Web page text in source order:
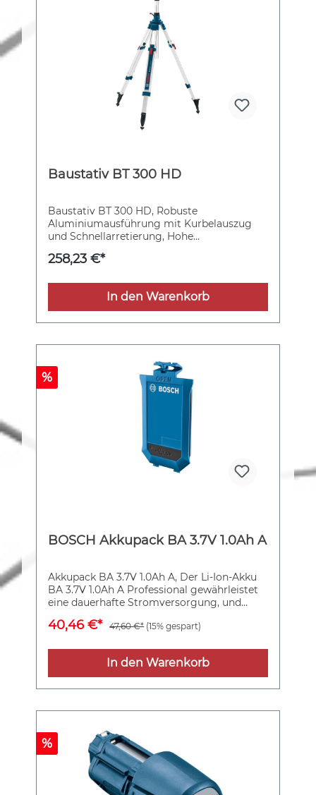
Baustativ BT 300 HD
Baustativ BT 300 HD, Robuste
Aluminiumausführung mit Kurbelauszug
und Schnellarretierung, Hohe
Beständigkeit gegenüber
258,23 €*
In den Warenkorb
%
BOSCH Akkupack BA 3.7V 1.0Ah A
Akkupack BA 3.7V 1.0Ah A, Der Li-Ion-Akku
BA 3.7V 1.0Ah A Professional gewährleistet
eine dauerhafte Stromversorgung, und
Arbeiten. Der BA 3.7V 1.0Ah A Professional
Bosch eingesetzt und kann während des
Betriebs geladen werden. Die Lithium-
Ionen-Technologie ermöglicht eine lange
Akkulaufzeit und bietet konstante Leistung
Akku flexibel mit Hilfe verschiedener 5-Volt-
Stromquellen wie PCs, Powerbanks und
konventionellen Steckdosen
wiederaufgeladen werden. Er ist mit den
Bosch Laser-Entfernungsmessern GLM 50-
40,46 €* 47,60 €* (15% gespart)
In den Warenkorb
%